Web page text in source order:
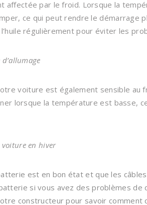
affectée par le froid. Lorsque la
ce qui peut rendre le démarrage
régulièrement pour éviter les
voiture est également sensible au
lorsque la température est basse,
en hiver
est en bon état et que les
si vous avez des problèmes de
constructeur pour savoir